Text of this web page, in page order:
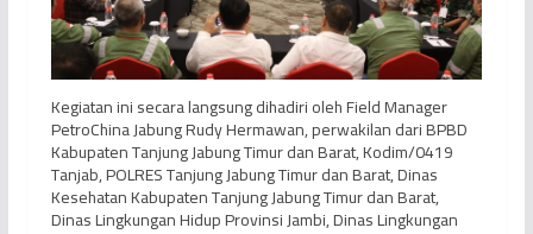
Kegiatan ini secara langsung dihadiri oleh Field Manager
PetroChina Jabung Rudy Hermawan, perwakilan dari BPBD
Kabupaten Tanjung Jabung Timur dan Barat, Kodim/0419
Tanjab, POLRES Tanjung Jabung Timur dan Barat, Dinas
Kesehatan Kabupaten Tanjung Jabung Timur dan Barat,
Dinas Lingkungan Hidup Provinsi Jambi, Dinas Lingkungan